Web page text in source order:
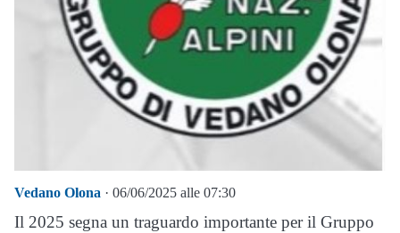
Vedano Olona · 06/06/2025 alle 07:30
Il 2025 segna un traguardo importante per il Gruppo